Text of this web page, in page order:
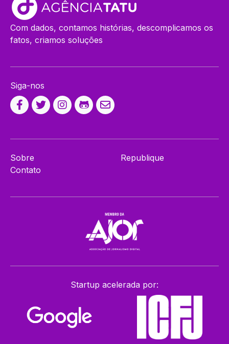
Com dados, contamos histórias, descomplicamos os
fatos, criamos soluções
Siga-nos
Sobre
Contato
Republique
Startup acelerada por: